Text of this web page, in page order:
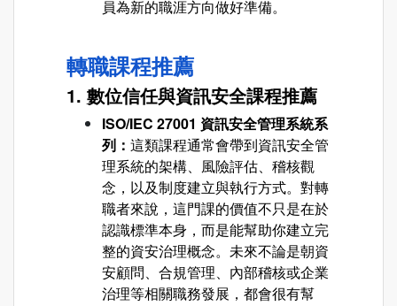
員為新的職涯方向做好準備。
轉職課程推薦
1. 數位信任與資訊安全課程推薦
ISO/IEC 27001 資訊安全管理系統系
列 ： 這類課程通常會帶到資訊安全管
理系統的架構、風險評估、稽核觀
念，以及制度建立與執行方式。對轉
職者來說，這門課的價值不只是在於
認識標準本身，而是能幫助你建立完
整的資安治理概念。未來不論是朝資
安顧問、合規管理、內部稽核或企業
治理等相關職務發展，都會很有幫